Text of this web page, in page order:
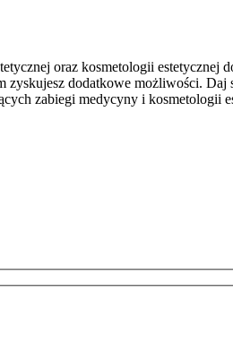
oraz kosmetologii estetycznej
zyskujesz dodatkowe możliwości.
zabiegi medycyny i kosmetologii